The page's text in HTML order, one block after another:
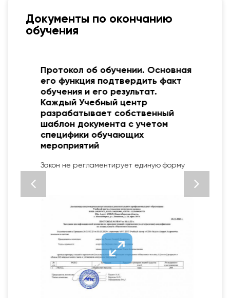
Документы по окончанию
обучения
Протокол об обучении. Основная
его функция подтвердить факт
обучения и его результат.
Каждый Учебный центр
разрабатывает собственный
шаблон документа с учетом
специфики обучающих
мероприятий
Закон не регламентирует единую форму